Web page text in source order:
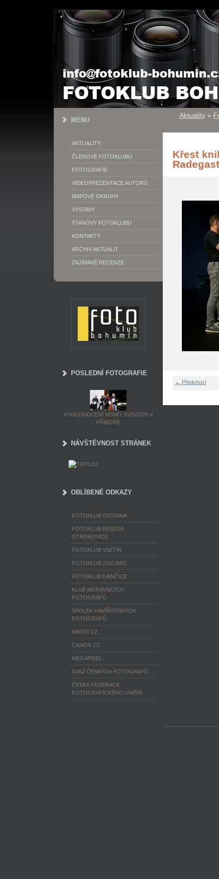
MENU
AKTUALITY
ČLENOVÉ FOTOKLUBU
FOTOGRAFIE
VIDEOPREZENTACE AUTORŮ
MAPOVÉ OKRUHY
VÝSTAVY
STANOVY FOTOKLUBU
KONTAKTY
ARCHIV AKTUALIT
ZAJÍMAVÉ RECENZE
POSLEDNÍ FOTOGRAFIE
VYHODNOCENÍ MSMO 2025/2026 V
PŘÍBOŘE
NÁVŠTĚVNOST STRÁNEK
OBLÍBENÉ ODKAZY
FOTOKLUB OSTRAVA
FOTOKLUB BESEDA
OTROKOVICE
FOTOKLUB VSETÍN
FOTOKLUB ZNOJMO
FOTOKLUB IVANČICE
KLUB MORAVSKÝCH
FOTOGRAFŮ
SPOLEK HAVÍŘOVSKÝCH
FOTOGRAFŮ
NIKON CZ
CANON CZ
MEGAPIXEL
SVAZ ČESKÝCH FOTOGRAFŮ
ČESKÁ FEDERACE
FOTOGRAFICKÉHO UMĚNÍ
Aktuality »
Křest
← Předchozí